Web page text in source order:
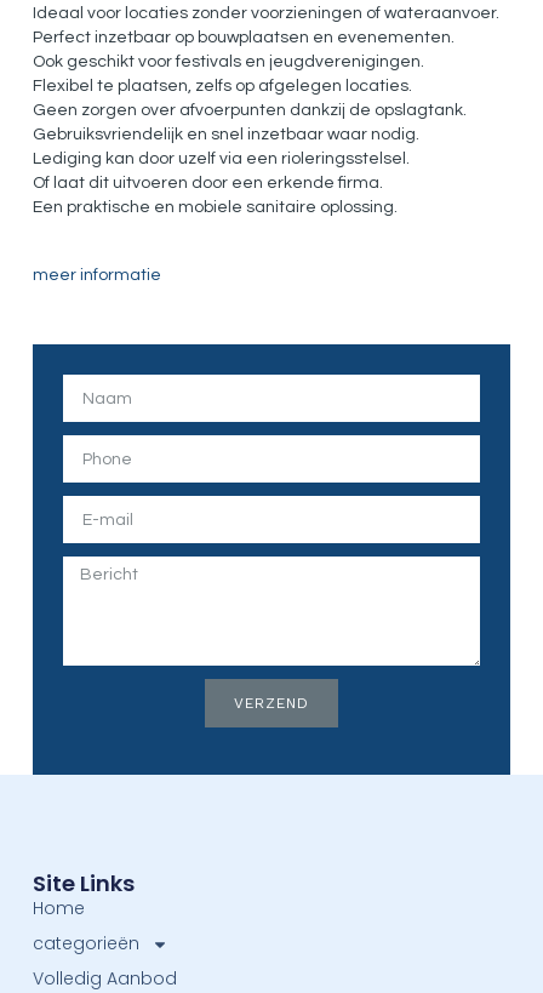
Ideaal voor locaties zonder voorzieningen of wateraanvoer.
Perfect inzetbaar op bouwplaatsen en evenementen.
Ook geschikt voor festivals en jeugdverenigingen.
Flexibel te plaatsen, zelfs op afgelegen locaties.
Geen zorgen over afvoerpunten dankzij de opslagtank.
Gebruiksvriendelijk en snel inzetbaar waar nodig.
Lediging kan door uzelf via een rioleringsstelsel.
Of laat dit uitvoeren door een erkende firma.
Een praktische en mobiele sanitaire oplossing.
meer informatie
VERZEND
Site Links
Home
categorieën
Volledig Aanbod